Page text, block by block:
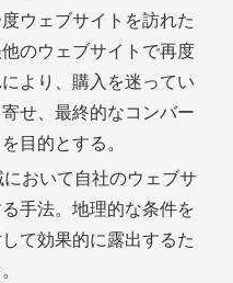
度ウェブサイトを訪れた
のウェブサイトで再度
より、購入を迷ってい
せ、最終的なコンバー
目的とする。
において自社のウェブサ
手法。地理的な条件を
て効果的に露出するた